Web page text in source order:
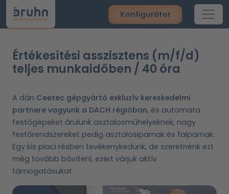
Konfigurátor
Értékesítési asszisztens (m/f/d)
teljes munkaidőben / 40 óra
A dán Ceetec gépgyártó exkluzív kereskedelmi
partnere vagyunk a DACH régióban, és automata
festőgépeket árulunk asztalosműhelyeknek, nagy
festőrendszereket pedig asztalosiparnak és faiparnak.
Egy kis piaci résben tevékenykedünk, de szeretnénk ezt
még tovább bővíteni, ezért várjuk aktív
támogatásukat.